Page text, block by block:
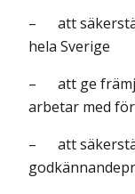
– att
hela Sverige
– att ge
arbetar med
– att